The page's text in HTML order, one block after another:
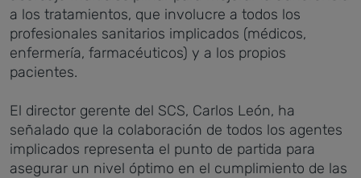
a los tratamientos, que involucre a todos los
profesionales sanitarios implicados (médicos,
enfermería, farmacéuticos) y a los propios
pacientes.
El director gerente del SCS, Carlos León, ha
señalado que la colaboración de todos los agentes
implicados representa el punto de partida para
asegurar un nivel óptimo en el cumplimiento de las